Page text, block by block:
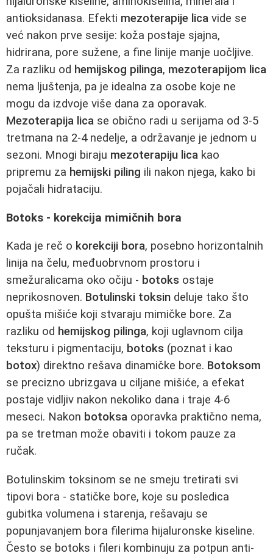
antioksidanasa. Efekti mezoterapije lica vide se
već nakon prve sesije: koža postaje sjajna,
hidrirana, pore sužene, a fine linije manje uočljive.
Za razliku od hemijskog pilinga, mezoterapijom lica
nema ljuštenja, pa je idealna za osobe koje ne
mogu da izdvoje više dana za oporavak.
Mezoterapija lica se obično radi u serijama od 3-5
tretmana na 2-4 nedelje, a održavanje je jednom u
sezoni. Mnogi biraju mezoterapiju lica kao
pripremu za hemijski piling ili nakon njega, kako bi
pojačali hidrataciju.
Botoks - korekcija mimičnih bora
Kada je reč o korekciji bora, posebno horizontalnih
linija na čelu, međuobrvnom prostoru i
smežuralicama oko očiju - botoks ostaje
neprikosnoven. Botulinski toksin deluje tako što
opušta mišiće koji stvaraju mimičke bore. Za
razliku od hemijskog pilinga, koji uglavnom cilja
teksturu i pigmentaciju, botoks (poznat i kao
botox) direktno rešava dinamičke bore. Botoksom
se precizno ubrizgava u ciljane mišiće, a efekat
postaje vidljiv nakon nekoliko dana i traje 4-6
meseci. Nakon botoksa oporavka praktično nema,
pa se tretman može obaviti i tokom pauze za
ručak.
Botulinskim toksinom se ne smeju tretirati svi
tipovi bora - statičke bore, koje su posledica
gubitka volumena i starenja, rešavaju se
popunjavanjem bora filerima hijaluronske kiseline.
Često se botoks i fileri kombinuju za potpun anti-